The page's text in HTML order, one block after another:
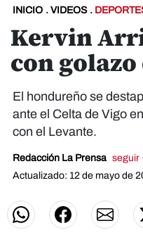
INICIO . VIDEOS .
Kervin
con
El hondureño se
ante el Celta de Vigo
con el Levante.
Redacción La Prensa seguir
Actualizado: 12 de mayo de